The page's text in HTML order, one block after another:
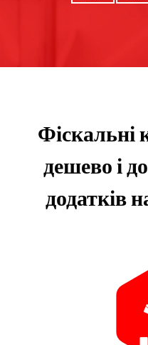
Фіскальні
дешево і